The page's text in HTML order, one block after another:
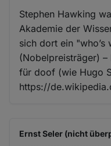
Stephen Hawking
Akademie der
sich dort ein "who’s
(Nobelpreisträger)
für doof (wie Hugo
https://
Ernst Seler (nicht